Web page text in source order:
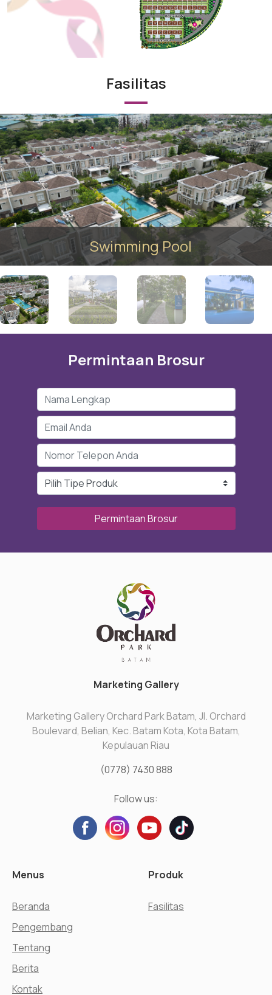
Fasilitas
Swimming Pool
Permintaan Brosur
Permintaan Brosur
Marketing Gallery
Marketing Gallery Orchard Park Batam, Jl. Orchard
Boulevard, Belian, Kec. Batam Kota, Kota Batam,
Kepulauan Riau
(0778) 7430 888
Follow us:
Menus
Beranda
Pengembang
Tentang
Berita
Kontak
Produk
Fasilitas